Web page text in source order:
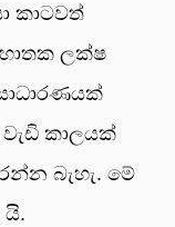
කාටවත්
ලක්ෂ
කාලයක්
බැහැ. මේ
යි.